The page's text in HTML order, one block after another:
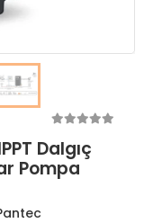
Dalgıç
Pompa